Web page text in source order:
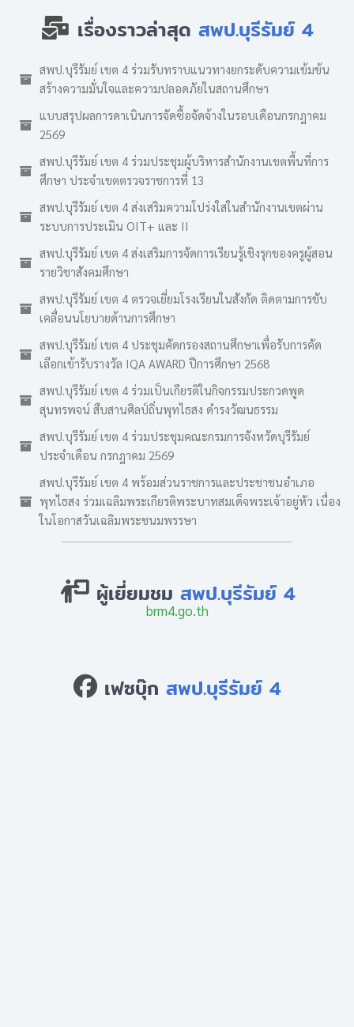
เรื่องราวล่าสุด สพป.บุรีรัมย์ 4
สพป.บุรีรัมย์ เขต 4 ร่วมรับทราบแนวทางยกระดับความเข้มข้น
สร้างความมั่นใจและความปลอดภัยในสถานศึกษา
แบบสรุปผลการดาเนินการจัดซื้อจัดจ้างในรอบเดือนกรกฎาคม
2569
สพป.บุรีรัมย์ เขต 4 ร่วมประชุมผู้บริหารสำนักงานเขตพื้นที่การ
ศึกษา ประจำเขตตรวจราชการที่ 13
สพป.บุรีรัมย์ เขต 4 ส่งเสริมความโปร่งใสในสำนักงานเขตผ่าน
ระบบการประเมิน OIT+ และ II
สพป.บุรีรัมย์ เขต 4 ส่งเสริมการจัดการเรียนรู้เชิงรุกของครูผู้สอน
รายวิชาสังคมศึกษา
สพป.บุรีรัมย์ เขต 4 ตรวจเยี่ยมโรงเรียนในสังกัด ติดตามการขับ
เคลื่อนนโยบายด้านการศึกษา
สพป.บุรีรัมย์ เขต 4 ประชุมคัดกรองสถานศึกษาเพื่อรับการคัด
เลือกเข้ารับรางวัล IQA AWARD ปีการศึกษา 2568
สพป.บุรีรัมย์ เขต 4 ร่วมเป็นเกียรติในกิจกรรมประกวดพูด
สุนทรพจน์ สืบสานศิลป์ถิ่นพุทไธสง ดำรงวัฒนธรรม
สพป.บุรีรัมย์ เขต 4 ร่วมประชุมคณะกรมการจังหวัดบุรีรัมย์
ประจำเดือน กรกฎาคม 2569
สพป.บุรีรัมย์ เขต 4 พร้อมส่วนราชการและประชาชนอำเภอ
พุทไธสง ร่วมเฉลิมพระเกียรติพระบาทสมเด็จพระเจ้าอยู่หัว เนื่อง
ในโอกาสวันเฉลิมพระชนมพรรษา
ผู้เยี่ยมชม สพป.บุรีรัมย์ 4
brm4.go.th
เฟซบุ๊ก สพป.บุรีรัมย์ 4